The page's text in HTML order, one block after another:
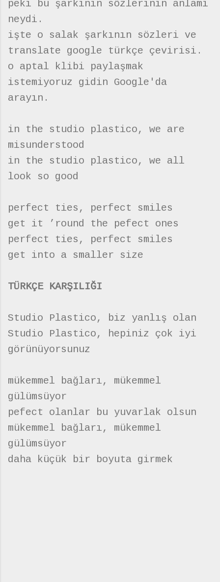
peki bu şarkının sözlerinin anlamı
neydi.
işte o salak şarkının sözleri ve
translate google türkçe çevirisi.
o aptal klibi paylaşmak
istemiyoruz gidin Google'da
arayın.
in the studio plastico, we are
misunderstood
in the studio plastico, we all
look so good
perfect ties, perfect smiles
get it ’round the pefect ones
perfect ties, perfect smiles
get into a smaller size
TÜRKÇE KARŞILIĞI
Studio Plastico, biz yanlış olan
Studio Plastico, hepiniz çok iyi
görünüyorsunuz
mükemmel bağları, mükemmel
gülümsüyor
pefect olanlar bu yuvarlak olsun
mükemmel bağları, mükemmel
gülümsüyor
daha küçük bir boyuta girmek